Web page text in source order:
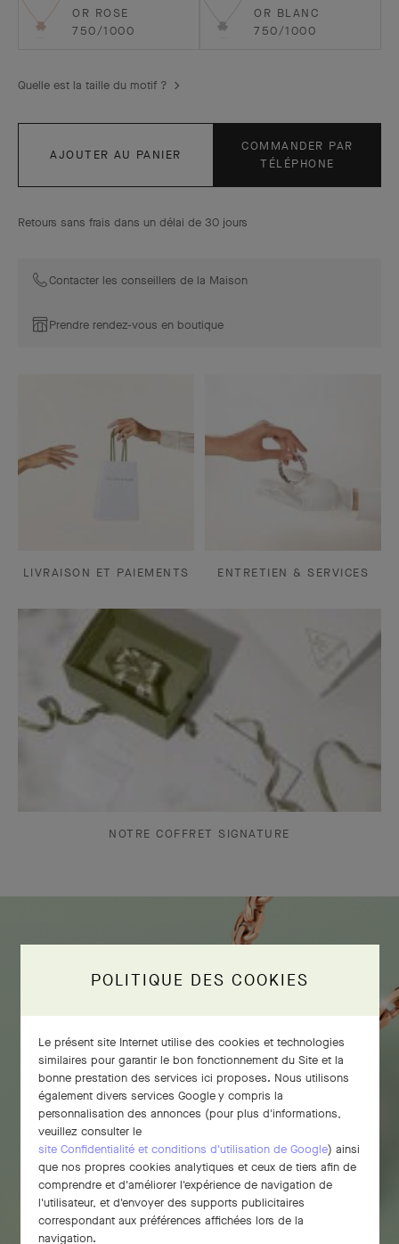
OR ROSE
750/1000
OR BLANC
750/1000
Quelle est la taille du motif ?
AJOUTER AU PANIER
COMMANDER PAR
TÉLÉPHONE
Retours sans frais dans un délai de 30 jours
Contacter les conseillers de la Maison
Prendre rendez-vous en boutique
LIVRAISON ET PAIEMENTS ENTRETIEN & SERVICES
NOTRE COFFRET SIGNATURE
POLITIQUE DES COOKIES
Le présent site Internet utilise des cookies et technologies
similaires pour garantir le bon fonctionnement du Site et la
bonne prestation des services ici proposes. Nous utilisons
également divers services Google y compris la
personnalisation des annonces (pour plus d'informations,
veuillez consulter le
site Confidentialité et conditions d'utilisation de Google) ainsi
que nos propres cookies analytiques et ceux de tiers afin de
comprendre et d'améliorer l'expérience de navigation de
l'utilisateur, et d'envoyer des supports publicitaires
correspondant aux préférences affichées lors de la
navigation.